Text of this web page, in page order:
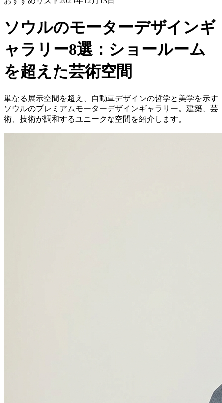
ソウルのモーターデザインギ
ャラリー8選：ショールーム
を超えた芸術空間
単なる展示空間を超え、自動車デザインの哲学と美学を示す
ソウルのプレミアムモーターデザインギャラリー。建築、芸
術、技術が調和するユニークな空間を紹介します。